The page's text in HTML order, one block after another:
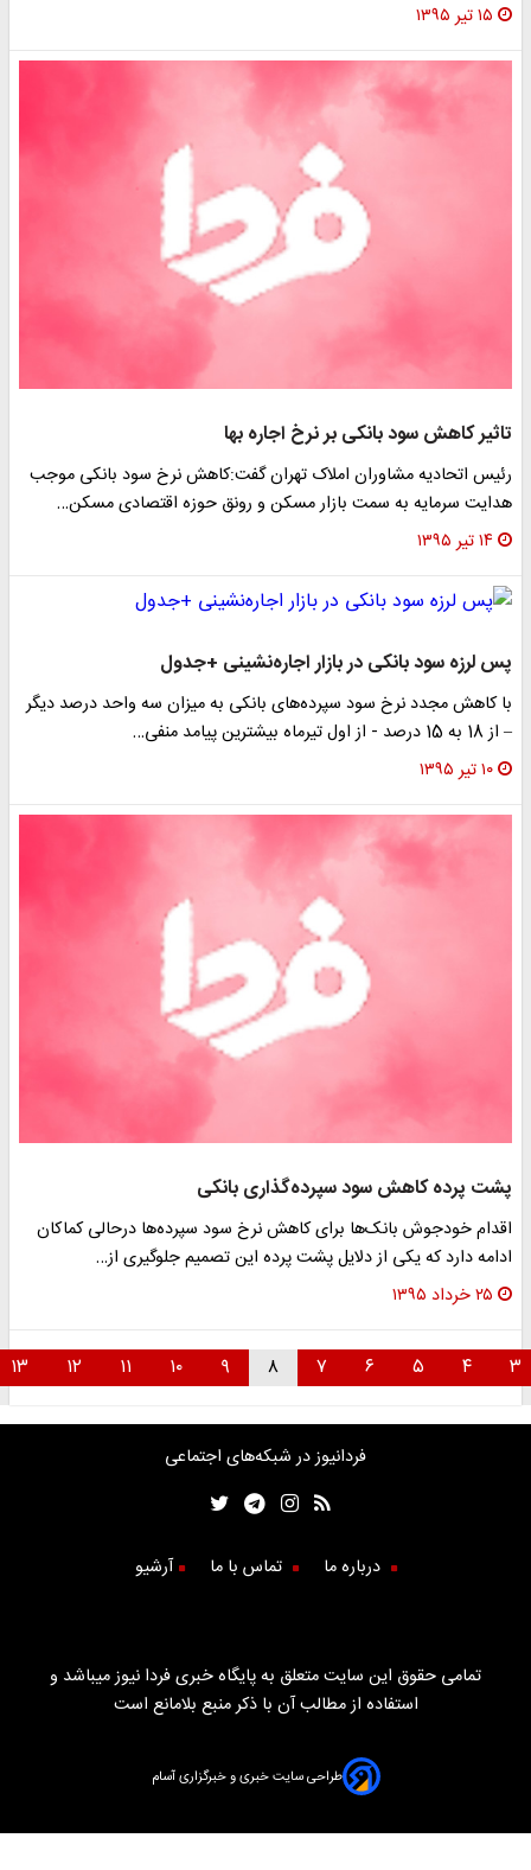
۱۵ تیر ۱۳۹۵
تاثیر کاهش سود بانکی بر نرخ اجاره بها
رئیس اتحادیه مشاوران املاک تهران گفت:کاهش نرخ سود بانکی موجب
هدایت سرمایه به سمت بازار مسکن و رونق حوزه اقتصادی مسکن…
۱۴ تیر ۱۳۹۵
پس لرزه سود بانکی در بازار اجاره‌نشینی +جدول
با کاهش مجدد نرخ سود سپرده‌های بانکی به میزان سه واحد درصد دیگر
– از 18 به 15 درصد - از اول تیرماه بیشترین پیامد منفی…
۱۰ تیر ۱۳۹۵
پشت پرده کاهش سود سپرده‌گذاری بانکی
اقدام خودجوش بانک‌ها برای کاهش نرخ سود سپرده‌ها درحالی کماکان
ادامه دارد که یکی از دلایل پشت پرده این تصمیم جلوگیری از…
۲۵ خرداد ۱۳۹۵
۳ ۴ ۵ ۶ ۷ ۸ ۹ ۱۰ ۱۱ ۱۲ ۱۳
فردانیوز در شبکه‌های اجتماعی
درباره ما تماس با ما آرشیو
تمامی حقوق این سایت متعلق به پایگاه خبری فردا نیوز میباشد و
استفاده از مطالب آن با ذکر منبع بلامانع است
طراحی سایت خبری و خبرگزاری آسام